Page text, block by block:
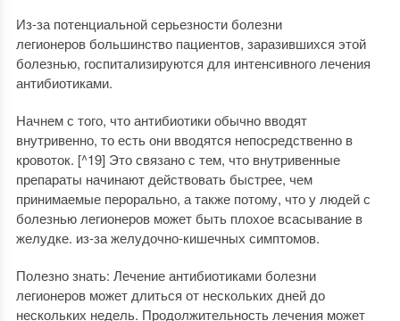
Из-за потенциальной серьезности болезни
легионеров большинство пациентов, заразившихся этой
болезнью, госпитализируются для интенсивного лечения
антибиотиками.
Начнем с того, что антибиотики обычно вводят
внутривенно, то есть они вводятся непосредственно в
кровоток. [^19] Это связано с тем, что внутривенные
препараты начинают действовать быстрее, чем
принимаемые перорально, а также потому, что у людей с
болезнью легионеров может быть плохое всасывание в
желудке. из-за желудочно-кишечных симптомов.
Полезно знать: Лечение антибиотиками болезни
легионеров может длиться от нескольких дней до
нескольких недель. Продолжительность лечения может